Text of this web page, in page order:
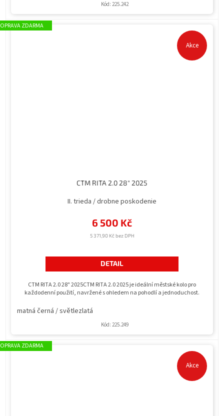
Kód: 225.242
Akce
ZDARMA
CTM RITA 2.0 28" 2025
II. trieda / drobne poskodenie
5 371,90 Kč bez DPH
6 500 Kč
DETAIL
CTM RITA 2.0 28" 2025CTM RITA 2.0 2025 je ideální městské kolo pro
každodenní použití, navržené s ohledem na pohodlí a jednoduchost.
matná černá / světlezlatá
Kód: 225.249
Akce
ZDARMA